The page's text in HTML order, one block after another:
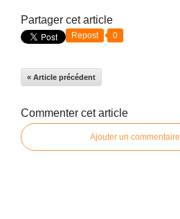
Partager cet article
Repost 0
« Article précédent
Commenter cet article
Ajouter un commentaire